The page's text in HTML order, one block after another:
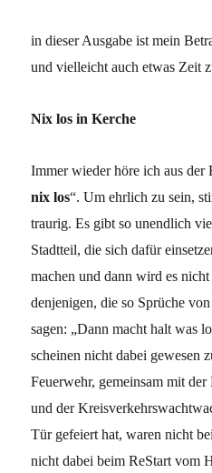
in dieser Ausgabe ist mein
und vielleicht auch etwas Zeit
Nix los in Kerche
Immer wieder höre ich aus der
nix los“. Um ehrlich zu sein,
traurig. Es gibt so unendlich
Stadtteil, die sich dafür
machen und dann wird es
denjenigen, die so Sprüche
sagen: „Dann macht halt was
scheinen nicht dabei gewesen
Feuerwehr, gemeinsam mit
und der
Tür gefeiert hat, waren nicht
nicht dabei beim ReStart vom